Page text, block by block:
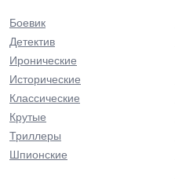
Боевик
Детектив
Иронические
Исторические
Классические
Крутые
Триллеры
Шпионские